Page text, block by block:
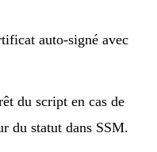
auto-signé avec
du script en cas de
du statut dans SSM.